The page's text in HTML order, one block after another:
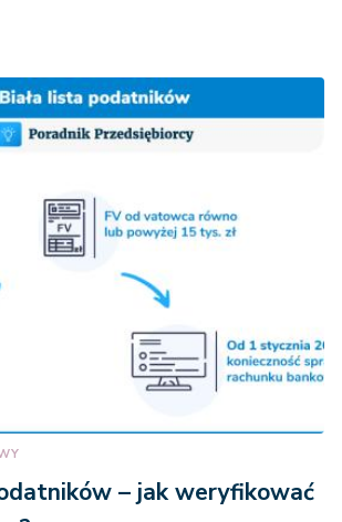
– jak weryfikować